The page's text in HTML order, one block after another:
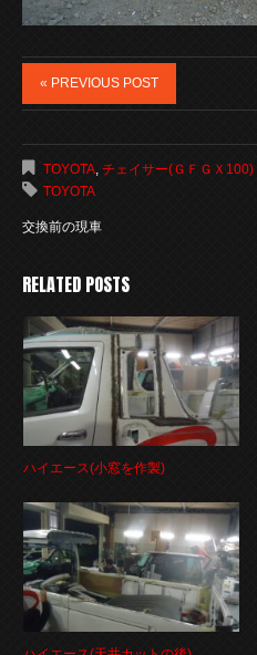
« PREVIOUS POST
TOYOTA, チェイサー(ＧＦＧＸ100)
TOYOTA
交換前の現車
RELATED POSTS
ハイエース(小窓を作製)